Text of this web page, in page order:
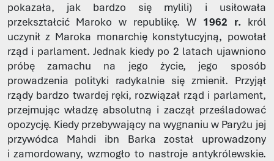
pokazała, jak bardzo się mylili) i usiłowała
przekształcić Maroko w republikę. W 1962 r.król
uczynił z Maroka monarchię konstytucyjną, powołał
rząd i parlament. Jednak kiedy po 2 latach ujawniono
próbę zamachu na jego życie, jego sposób
prowadzenia polityki radykalnie się zmienił. Przyjął
rządy bardzo twardej ręki, rozwiązał rząd i parlament,
przejmując władzę absolutną i zaczął prześladować
opozycję. Kiedy przebywający na wygnaniu w Paryżu jej
przywódca Mahdi ibn Barka został uprowadzony
i zamordowany, wzmogło to nastroje antykrólewskie.